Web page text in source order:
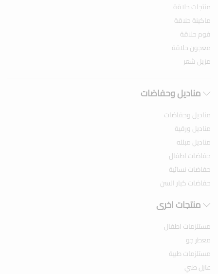
منتجات حلاقة
ماكينة حلاقة
فوم حلاقة
معجون حلاقة
مزيل شعر
مناديل وحفاضات
مناديل وحفاضات
مناديل ورقية
مناديل مبلله
حفاضات اطفال
حفاضات نسائية
حفاضات كبار السن
منتجات اخرى
مستلزمات اطفال
معطر جو
مستلزمات طبية
عازل طبي